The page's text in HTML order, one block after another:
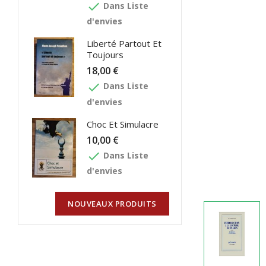
done Dans Liste
d'envies
Liberté Partout Et
Toujours
18,00 €
done Dans Liste
d'envies
Choc Et Simulacre
10,00 €
done Dans Liste
d'envies
NOUVEAUX PRODUITS